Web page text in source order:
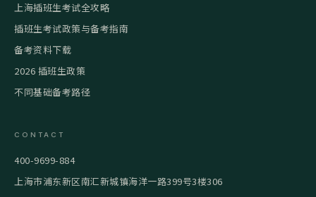
上海插班生考试全攻略
插班生考试政策与备考指南
备考资料下载
2026 插班生政策
不同基础备考路径
CONTACT
400-9699-884
上海市浦东新区南汇新城镇海洋一路399号3楼306